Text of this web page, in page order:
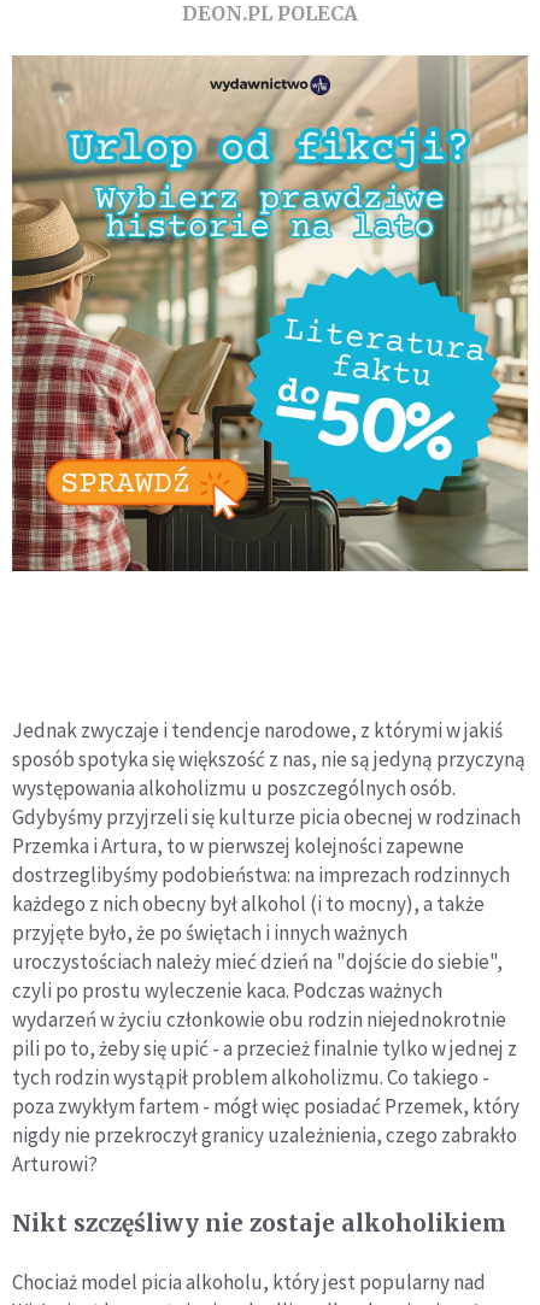
DEON.PL POLECA
Jednak zwyczaje i tendencje narodowe, z którymi w jakiś
sposób spotyka się większość z nas, nie są jedyną przyczyną
występowania alkoholizmu u poszczególnych osób.
Gdybyśmy przyjrzeli się kulturze picia obecnej w rodzinach
Przemka i Artura, to w pierwszej kolejności zapewne
dostrzeglibyśmy podobieństwa: na imprezach rodzinnych
każdego z nich obecny był alkohol (i to mocny), a także
przyjęte było, że po świętach i innych ważnych
uroczystościach należy mieć dzień na "dojście do siebie",
czyli po prostu wyleczenie kaca. Podczas ważnych
wydarzeń w życiu członkowie obu rodzin niejednokrotnie
pili po to, żeby się upić - a przecież finalnie tylko w jednej z
tych rodzin wystąpił problem alkoholizmu. Co takiego -
poza zwykłym fartem - mógł więc posiadać Przemek, który
nigdy nie przekroczył granicy uzależnienia, czego zabrakło
Arturowi?
Nikt szczęśliwy nie zostaje alkoholikiem
Chociaż model picia alkoholu, który jest popularny nad